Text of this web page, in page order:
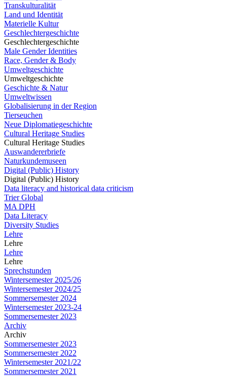
Transkulturalität
Land und Identität
Materielle Kultur
Geschlechtergeschichte
Geschlechtergeschichte
Male Gender Identities
Race, Gender & Body
Umweltgeschichte
Umweltgeschichte
Geschichte & Natur
Umweltwissen
Globalisierung in der Region
Tierseuchen
Neue Diplomatiegeschichte
Cultural Heritage Studies
Cultural Heritage Studies
Auswandererbriefe
Naturkundemuseen
Digital (Public) History
Digital (Public) History
Data literacy and historical data criticism
Trier Global
MA DPH
Data Literacy
Diversity Studies
Lehre
Lehre
Lehre
Lehre
Sprechstunden
Wintersemester 2025/26
Wintersemester 2024/25
Sommersemester 2024
Wintersemester 2023-24
Sommersemester 2023
Archiv
Archiv
Sommersemester 2023
Sommersemester 2022
Wintersemester 2021/22
Sommersemester 2021